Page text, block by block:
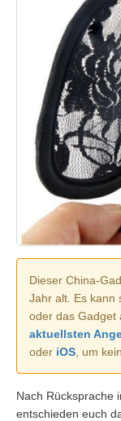
Dieser China-
Jahr alt. Es kann
oder das Gadget
aktuellsten
oder iOS , um
Nach Rücksprache
entschieden euch